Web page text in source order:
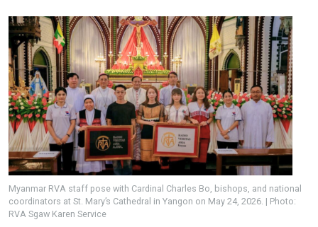
Myanmar RVA staff pose with Cardinal Charles Bo, bishops, and national
coordinators at St. Mary’s Cathedral in Yangon on May 24, 2026. | Photo:
RVA Sgaw Karen Service